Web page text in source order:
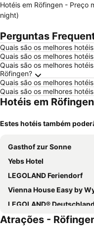
Hotéis em Röfingen - Preço
night)
Perguntas
Quais são os melhores
Quais são os melhores
Quais são os melhores
Röfingen?
Quais são os melhores
Quais são os melhores
Hotéis em Röfingen
Estes hotéis também
Gasthof zur Sonne
Yebs Hotel
LEGOLAND Feriendorf
Vienna House Easy by Wyndham
LEGOLAND® Deutschland
Bertelemühle
Atrações -